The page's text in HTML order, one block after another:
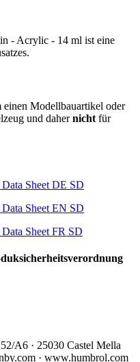
- Acrylic - 14 ml ist eine
einen Modellbauartikel oder
und dahernicht für
Sheet DE SD
Sheet EN SD
Sheet FR SD
A6 · 25030 Castel Mella
· www.humbrol.com